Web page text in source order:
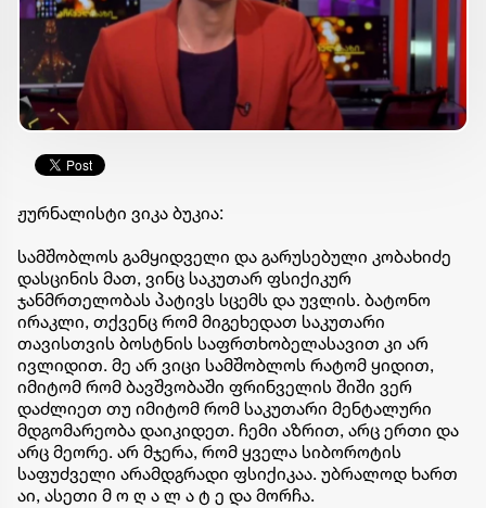
ჟურნალისტი ვიკა ბუკია:
სამშობლოს გამყიდველი და გარუსებული კობახიძე
დასცინის მათ, ვინც საკუთარ ფსიქიკურ
ჯანმრთელობას პატივს სცემს და უვლის. ბატონო
ირაკლი, თქვენც რომ მიგეხედათ საკუთარი
თავისთვის ბოსტნის საფრთხობელასავით კი არ
ივლიდით. მე არ ვიცი სამშობლოს რატომ ყიდით,
იმიტომ რომ ბავშვობაში ფრინველის შიში ვერ
დაძლიეთ თუ იმიტომ რომ საკუთარი მენტალური
მდგომარეობა დაიკიდეთ. ჩემი აზრით, არც ერთი და
არც მეორე. არ მჯერა, რომ ყველა სიბოროტის
საფუძველი არამდგრადი ფსიქიკაა. უბრალოდ ხართ
აი, ასეთი მ ო ღ ა ლ ა ტ ე და მორჩა.